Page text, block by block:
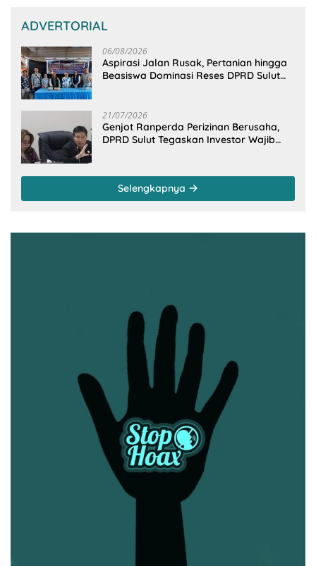
ADVERTORIAL
06/08/2026
Aspirasi Jalan Rusak, Pertanian hingga
Beasiswa Dominasi Reses DPRD Sulut
21/07/2026
Genjot Ranperda Perizinan Berusaha,
DPRD Sulut Tegaskan Investor Wajib
Selengkapnya